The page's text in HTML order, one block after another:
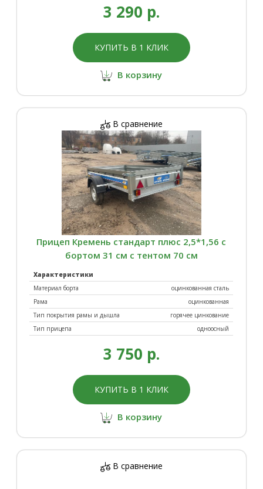
3 290 р.
КУПИТЬ В 1 КЛИК
В корзину
В сравнение
Прицеп Кремень стандарт плюс 2,5*1,56 с
бортом 31 см с тентом 70 см
Характеристики
Материал борта
оцинкованная сталь
Рама
оцинкованная
Тип покрытия рамы и дышла
горячее цинкование
Тип прицепа
одноосный
3 750 р.
КУПИТЬ В 1 КЛИК
В корзину
В сравнение